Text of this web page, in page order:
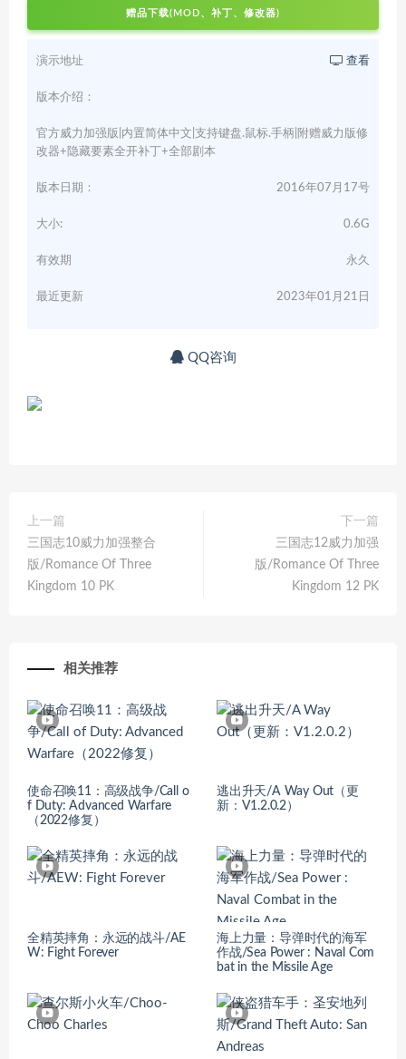
赠品下载(MOD、补丁、修改器)
演示地址 查看
版本介绍：
官方威力加强版|内置简体中文|支持键盘.鼠标.手柄|附赠威力版修
改器+隐藏要素全开补丁+全部剧本
版本日期： 2016年07月17号
大小: 0.6G
有效期 永久
最近更新 2023年01月21日
QQ咨询
上一篇
三国志10威力加强整合
版/Romance Of Three
Kingdom 10 PK
下一篇
三国志12威力加强
版/Romance Of Three
Kingdom 12 PK
相关推荐
使命召唤11：高级战争/Call o
f Duty: Advanced Warfare
（2022修复）
逃出升天/A Way Out（更
新：V1.2.0.2）
全精英摔角：永远的战斗/AE
W: Fight Forever
海上力量：导弹时代的海军
作战/Sea Power : Naval Com
bat in the Missile Age